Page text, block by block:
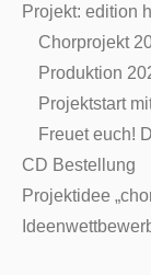
Projekt: edition
Chorprojekt
Produktion
Projektstart
Freuet euch!
CD Bestellung
Projektidee